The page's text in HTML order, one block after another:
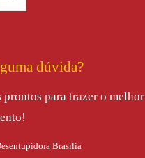
dúvida?
prontos para trazer o melhor
Brasília